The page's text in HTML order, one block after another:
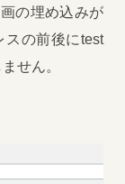
の埋め込みが
スの前後にtest
せん。